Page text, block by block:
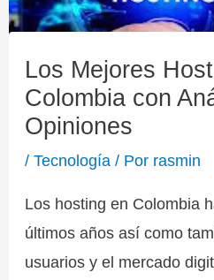
Los Mejores
Colombia con
Opiniones
/Tecnología / Por rasmin
Los hosting en Colombia
últimos años así como
usuarios y el mercado